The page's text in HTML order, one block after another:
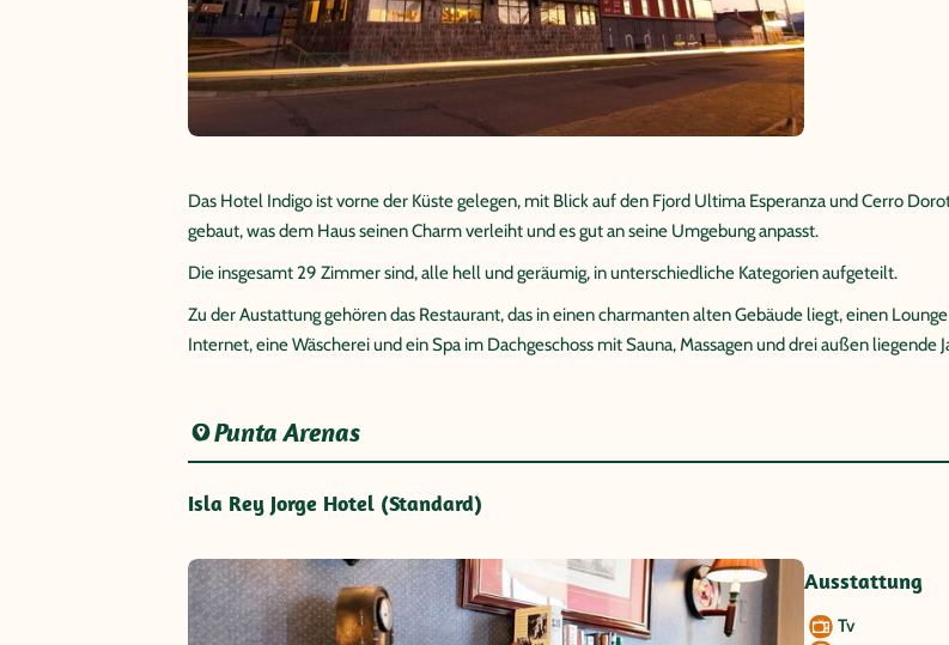
Das Hotel Indigo ist vorne der Küste gelegen, mit Blick auf den Fjord Ultima Esperanza und Cerro
gebaut, was dem Haus seinen Charm verleiht und es gut an seine Umgebung anpasst.
Die insgesamt 29 Zimmer sind, alle hell und geräumig, in unterschiedliche Kategorien aufgeteilt.
Zu der Austattung gehören das Restaurant, das in einen charmanten alten Gebäude liegt, einen
Internet, eine Wäscherei und ein Spa im Dachgeschoss mit Sauna, Massagen und drei außen liegende
Punta Arenas
Isla Rey Jorge Hotel (Standard)
Ausstattung
Tv